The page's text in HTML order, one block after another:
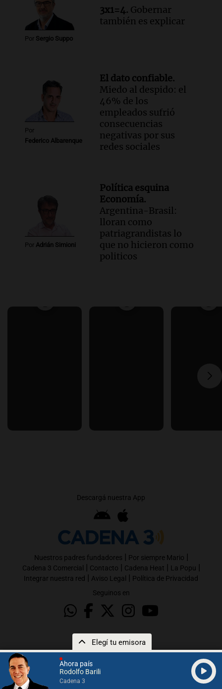
Ahora país
Rodolfo Barili
Cadena 3
Elegí tu emisora
Por Sergio Suppo
3x1=4. Gobernar
también es explicar
Por
Federico Albarenque
El dato confiable.
Miedo al despido: el
46% de los
empleados sufrió
consecuencias
negativas por sus
redes sociales
Por Adrián Simioni
Política esquina
Economía.
Argentina-Brasil:
lloran como
patriagrandistas lo
que no hicieron como
politicos
Descargá nuestra App
Nuestros padres fundadores | Por siempre Mario |
Cadena 3 Comercial | Contacto | Cadena Heat | La Popu |
Integrar nuestra red | Aviso Legal | Política de Privacidad
Seguinos en